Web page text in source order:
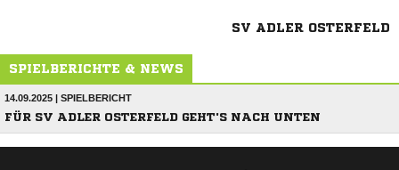
SV ADLER OSTERFELD
SPIELBERICHTE & NEWS
14.09.2025 | SPIELBERICHT
FÜR SV ADLER OSTERFELD GEHT'S NACH UNTEN